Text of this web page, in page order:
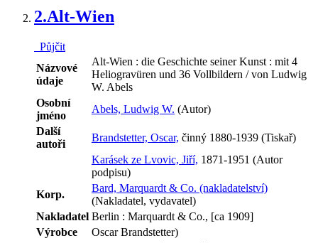
2.Alt-Wien
Půjčit
Názvové
údaje
Alt-Wien : die Geschichte seiner Kunst : mit 4
Heliogravüren und 36 Vollbildern / von Ludwig
W. Abels
Osobní
jméno
Abels, Ludwig W. (Autor)
Další
autoři
Brandstetter, Oscar, činný 1880-1939 (Tiskař)
Karásek ze Lvovic, Jiří, 1871-1951 (Autor
podpisu)
Korp.
Bard, Marquardt & Co. (nakladatelství)
(Nakladatel, vydavatel)
Nakladatel Berlin : Marquardt & Co., [ca 1909]
Výrobce
Oscar Brandstetter)